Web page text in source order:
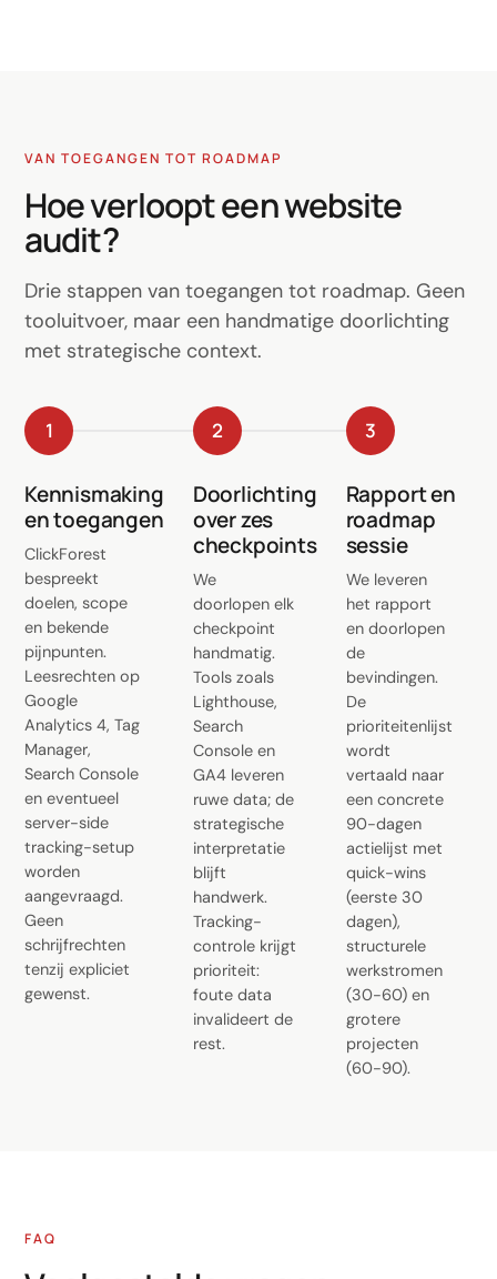
VAN TOEGANGEN TOT ROADMAP
Hoe verloopt een website
audit?
Drie stappen van toegangen tot roadmap. Geen
tooluitvoer, maar een handmatige doorlichting
met strategische context.
1
Kennismaking
en toegangen
ClickForest
bespreekt
doelen, scope
en bekende
pijnpunten.
Leesrechten op
Google
Analytics 4, Tag
Manager,
Search Console
en eventueel
server-side
tracking-setup
worden
aangevraagd.
Geen
schrijfrechten
tenzij expliciet
gewenst.
2
Doorlichting
over zes
checkpoints
We
doorlopen elk
checkpoint
handmatig.
Tools zoals
Lighthouse,
Search
Console en
GA4 leveren
ruwe data; de
strategische
interpretatie
blijft
handwerk.
Tracking-
controle krijgt
prioriteit:
foute data
invalideert de
rest.
3
Rapport en
roadmap
sessie
We leveren
het rapport
en doorlopen
de
bevindingen.
De
prioriteitenlijst
wordt
vertaald naar
een concrete
90-dagen
actielijst met
quick-wins
(eerste 30
dagen),
structurele
werkstromen
(30-60) en
grotere
projecten
(60-90).
FAQ